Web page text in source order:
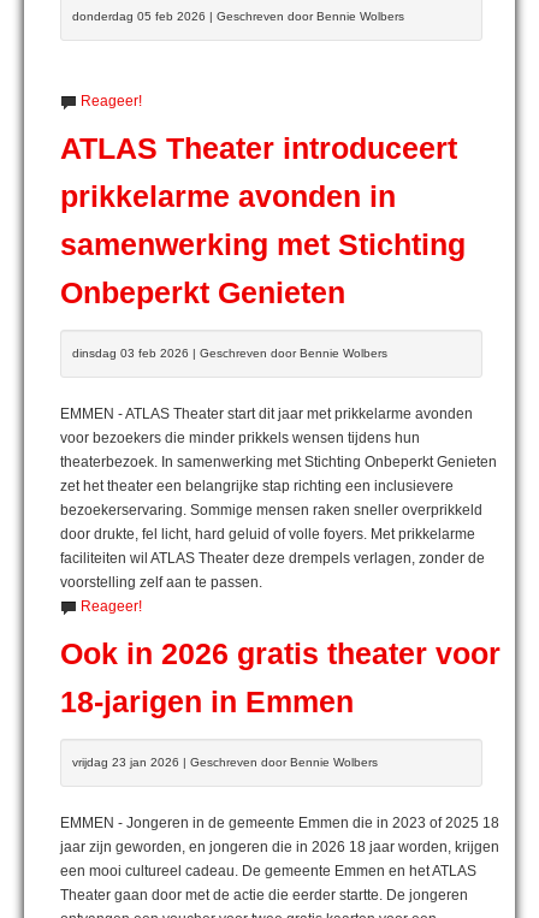
donderdag 05 feb 2026 | Geschreven door Bennie Wolbers
Reageer!
ATLAS Theater introduceert
prikkelarme avonden in
samenwerking met Stichting
Onbeperkt Genieten
dinsdag 03 feb 2026 | Geschreven door Bennie Wolbers
EMMEN - ATLAS Theater start dit jaar met prikkelarme avonden
voor bezoekers die minder prikkels wensen tijdens hun
theaterbezoek. In samenwerking met Stichting Onbeperkt Genieten
zet het theater een belangrijke stap richting een inclusievere
bezoekerservaring. Sommige mensen raken sneller overprikkeld
door drukte, fel licht, hard geluid of volle foyers. Met prikkelarme
faciliteiten wil ATLAS Theater deze drempels verlagen, zonder de
voorstelling zelf aan te passen.
Reageer!
Ook in 2026 gratis theater voor
18-jarigen in Emmen
vrijdag 23 jan 2026 | Geschreven door Bennie Wolbers
EMMEN - Jongeren in de gemeente Emmen die in 2023 of 2025 18
jaar zijn geworden, en jongeren die in 2026 18 jaar worden, krijgen
een mooi cultureel cadeau. De gemeente Emmen en het ATLAS
Theater gaan door met de actie die eerder startte. De jongeren